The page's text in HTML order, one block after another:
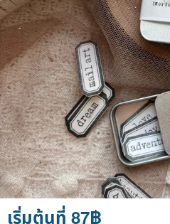
เริ่มต้นที่ 87฿